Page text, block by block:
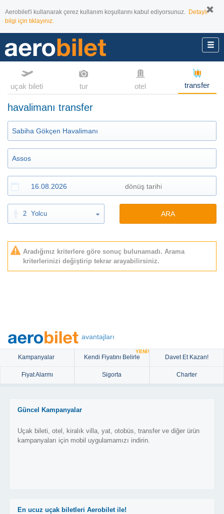
Aerobilet'i kullanarak çerez kullanım koşullarını kabul ediyorsunuz. Detaylı
bilgi için tıklayınız.
uçak bileti tur otel transfer
havalimanı transfer
2 Yolcu ARA
Aradığınız kriterlere göre sonuç bulunamadı. Arama
kriterlerinizi değiştirip tekrar arayabilirsiniz.
avantajları
Kampanyalar Kendi Fiyatını Belirle
YENİ!
Davet Et Kazan!
Fiyat Alarmı Sigorta Charter
Güncel Kampanyalar
Uçak bileti, otel, kiralık villa, yat, otobüs, transfer ve diğer ürün
kampanyaları için mobil uygulamamızı indirin.
En ucuz uçak biletleri Aerobilet ile!